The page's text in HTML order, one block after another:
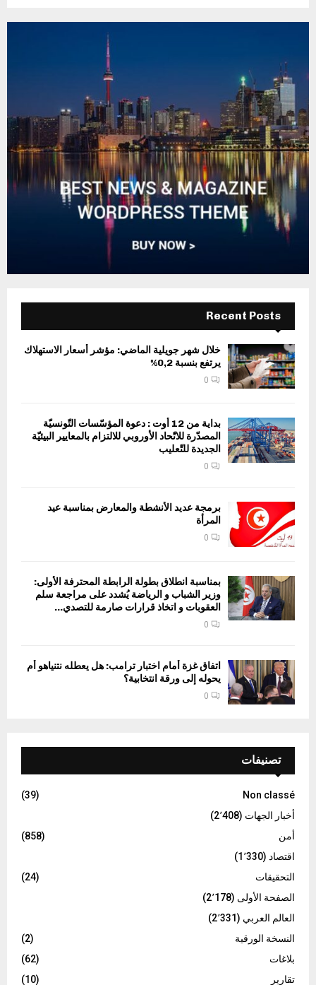
Recent Posts
خلال شهر جويلية الماضي: مؤشر أسعار الاستهلاك
يرتفع بنسبة 0,2%
0
بداية من 12 أوت : دعوة المؤسّسات التّونسيّة
المصدّرة للاتّحاد الأوروبي للالتزام بالمعايير البيئيّة
الجديدة للتّعليب
0
برمجة عديد الأنشطة والمعارض بمناسبة عيد
المرأة
0
بمناسبة انطلاق بطولة الرابطة المحترفة الأولى:
وزير الشباب و الرياضة يُشدد على مراجعة سلم
العقوبات و اتخاذ قرارات صارمة للتصدي...
0
اتفاق غزة أمام اختبار ترامب: هل يعطله نتنياهو أم
يحوله إلى ورقة انتخابية؟
0
تصنيفات
Non classé
(39)
أخبار الجهات (2٬408)
أمن
(858)
اقتصاد (1٬330)
التحقيقات
(24)
الصفحة الأولى (2٬178)
العالم العربي (2٬331)
النسخة الورقية
(2)
بلاغات
(62)
تقارير
(10)